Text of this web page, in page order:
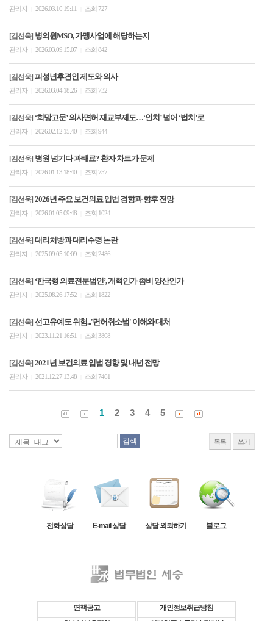
관리자 2026.03.10 19:11 조회 727
[김선욱] 병의원MSO, 가맹사업에 해당하는지
관리자 2026.03.09 15:07 조회 842
[김선욱] 피성년후견인 제도와 의사
관리자 2026.03.04 18:26 조회 732
[김선욱] ‘희망고문’ 의사면허 재교부제도…‘인치’ 넘어 ‘법치’로
관리자 2026.02.12 15:40 조회 944
[김선욱] 병원 넘기다 과태료? 환자 차트가 문제
관리자 2026.01.13 18:40 조회 757
[김선욱] 2026년 주요 보건의료 입법 경향과 향후 전망
관리자 2026.01.05 09:48 조회 1024
[김선욱] 대리처방과 대리수령 논란
관리자 2025.09.05 10:09 조회 2486
[김선욱] ‘한국형 의료전문법인’, 개혁인가 좀비 양산인가
관리자 2025.08.26 17:52 조회 1822
[김선욱] 선고유예도 위험...'면허취소법' 이해와 대처
관리자 2023.11.21 16:51 조회 3808
[김선욱] 2021년 보건의료 입법 경향 및 내년 전망
관리자 2021.12.27 13:48 조회 7461
1 2 3 4 5
목록 쓰기
전화상담 E-mail 상담 상담 외뢰하기 블로그
면책공고
개인정보취급방침